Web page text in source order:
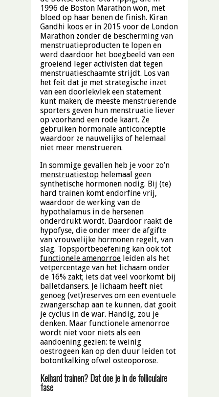
1996 de Boston Marathon won, met
bloed op haar benen de finish. Kiran
Gandhi koos er in 2015 voor de London
Marathon zonder de bescherming van
menstruatieproducten te lopen en
werd daardoor het boegbeeld van een
groeiend leger activisten dat tegen
menstruatieschaamte strijdt. Los van
het feit dat je met strategische inzet
van een doorlekvlek een statement
kunt maken; de meeste menstruerende
sporters geven hun menstruatie liever
op voorhand een rode kaart. Ze
gebruiken hormonale anticonceptie
waardoor ze nauwelijks of helemaal
niet meer menstrueren.
In sommige gevallen heb je voor zo’n
menstruatiestop helemaal geen
synthetische hormonen nodig. Bij (te)
hard trainen komt endorfine vrij,
waardoor de werking van de
hypothalamus in de hersenen
onderdrukt wordt. Daardoor raakt de
hypofyse, die onder meer de afgifte
van vrouwelijke hormonen regelt, van
slag. Topsportbeoefening kan ook tot
functionele amenorroe leiden als het
vetpercentage van het lichaam onder
de 16% zakt; iets dat veel voorkomt bij
balletdansers. Je lichaam heeft niet
genoeg (vet)reserves om een eventuele
zwangerschap aan te kunnen, dat gooit
je cyclus in de war. Handig, zou je
denken. Maar functionele amenorroe
wordt niet voor niets als een
aandoening gezien: te weinig
oestrogeen kan op den duur leiden tot
botontkalking ofwel osteoporose.
Keihard trainen? Dat doe je in de folliculaire
fase